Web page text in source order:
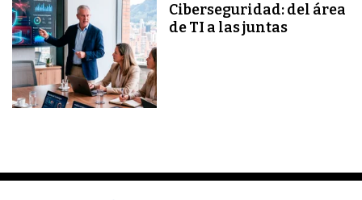
Ciberseguridad: del área
de TI a las juntas